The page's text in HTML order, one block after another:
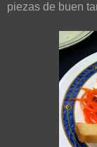
piezas de buen